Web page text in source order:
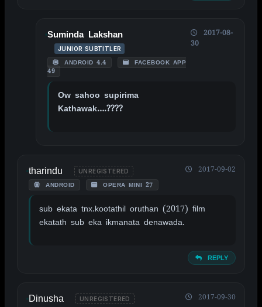
Suminda Lakshan
JUNIOR SUBTITLER
ANDROID 4.4
FACEBOOK APP
49
2017-08-
30
Ow sahoo supirima
Kathawak….????
tharindu UNREGISTERED
ANDROID OPERA MINI 27
2017-09-02
sub ekata tnx.kootathil oruthan (2017) film
ekatath sub eka ikmanata denawada.
REPLY
Dinusha UNREGISTERED 2017-09-30